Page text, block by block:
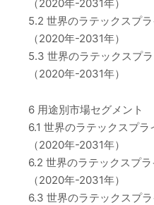
（2020年-2031年）
5.2 世界のラテックスプ
（2020年-2031年）
5.3 世界のラテックスプ
（2020年-2031年）
6 用途別市場セグメント
6.1 世界のラテックスプ
（2020年-2031年）
6.2 世界のラテックスプ
（2020年-2031年）
6.3 世界のラテックスプ